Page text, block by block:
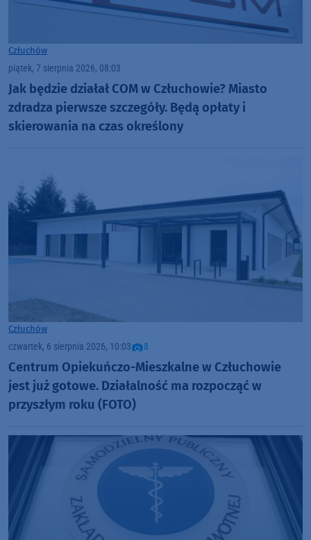
Człuchów
piątek, 7 sierpnia 2026, 08:03
Jak będzie działał COM w Człuchowie? Miasto
zdradza pierwsze szczegóły. Będą opłaty i
skierowania na czas określony
Człuchów
czwartek, 6 sierpnia 2026, 10:03 8
Centrum Opiekuńczo-Mieszkalne w Człuchowie
jest już gotowe. Działalność ma rozpocząć w
przyszłym roku (FOTO)